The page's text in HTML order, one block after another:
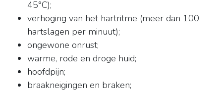
45°C);
verhoging van het hartritme (meer dan 100
hartslagen per minuut);
ongewone onrust;
warme, rode en droge huid;
hoofdpijn;
braakneigingen en braken;